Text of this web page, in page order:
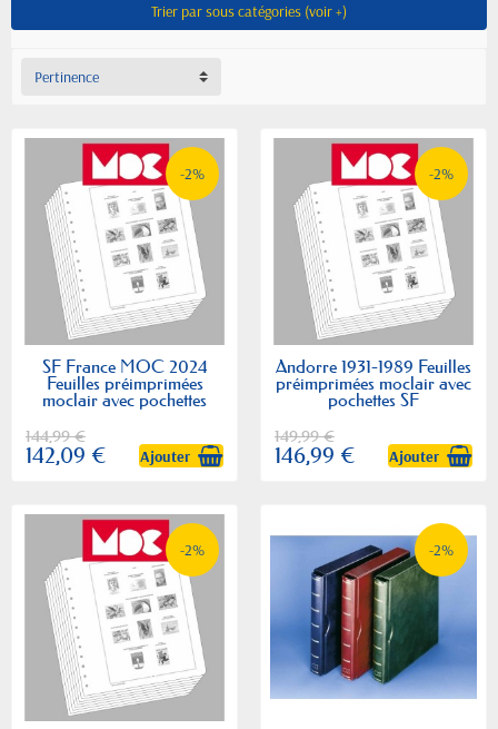
Trier par sous catégories (voir +)
Pertinence
-2%
SF France MOC 2024
Feuilles préimprimées
moclair avec pochettes
144,99 €
142,09 € Ajouter
-2%
Andorre 1931-1989 Feuilles
préimprimées moclair avec
pochettes SF
149,99 €
146,99 € Ajouter
-2% -2%